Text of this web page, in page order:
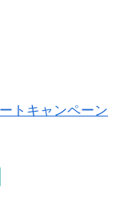
トキャンペーン